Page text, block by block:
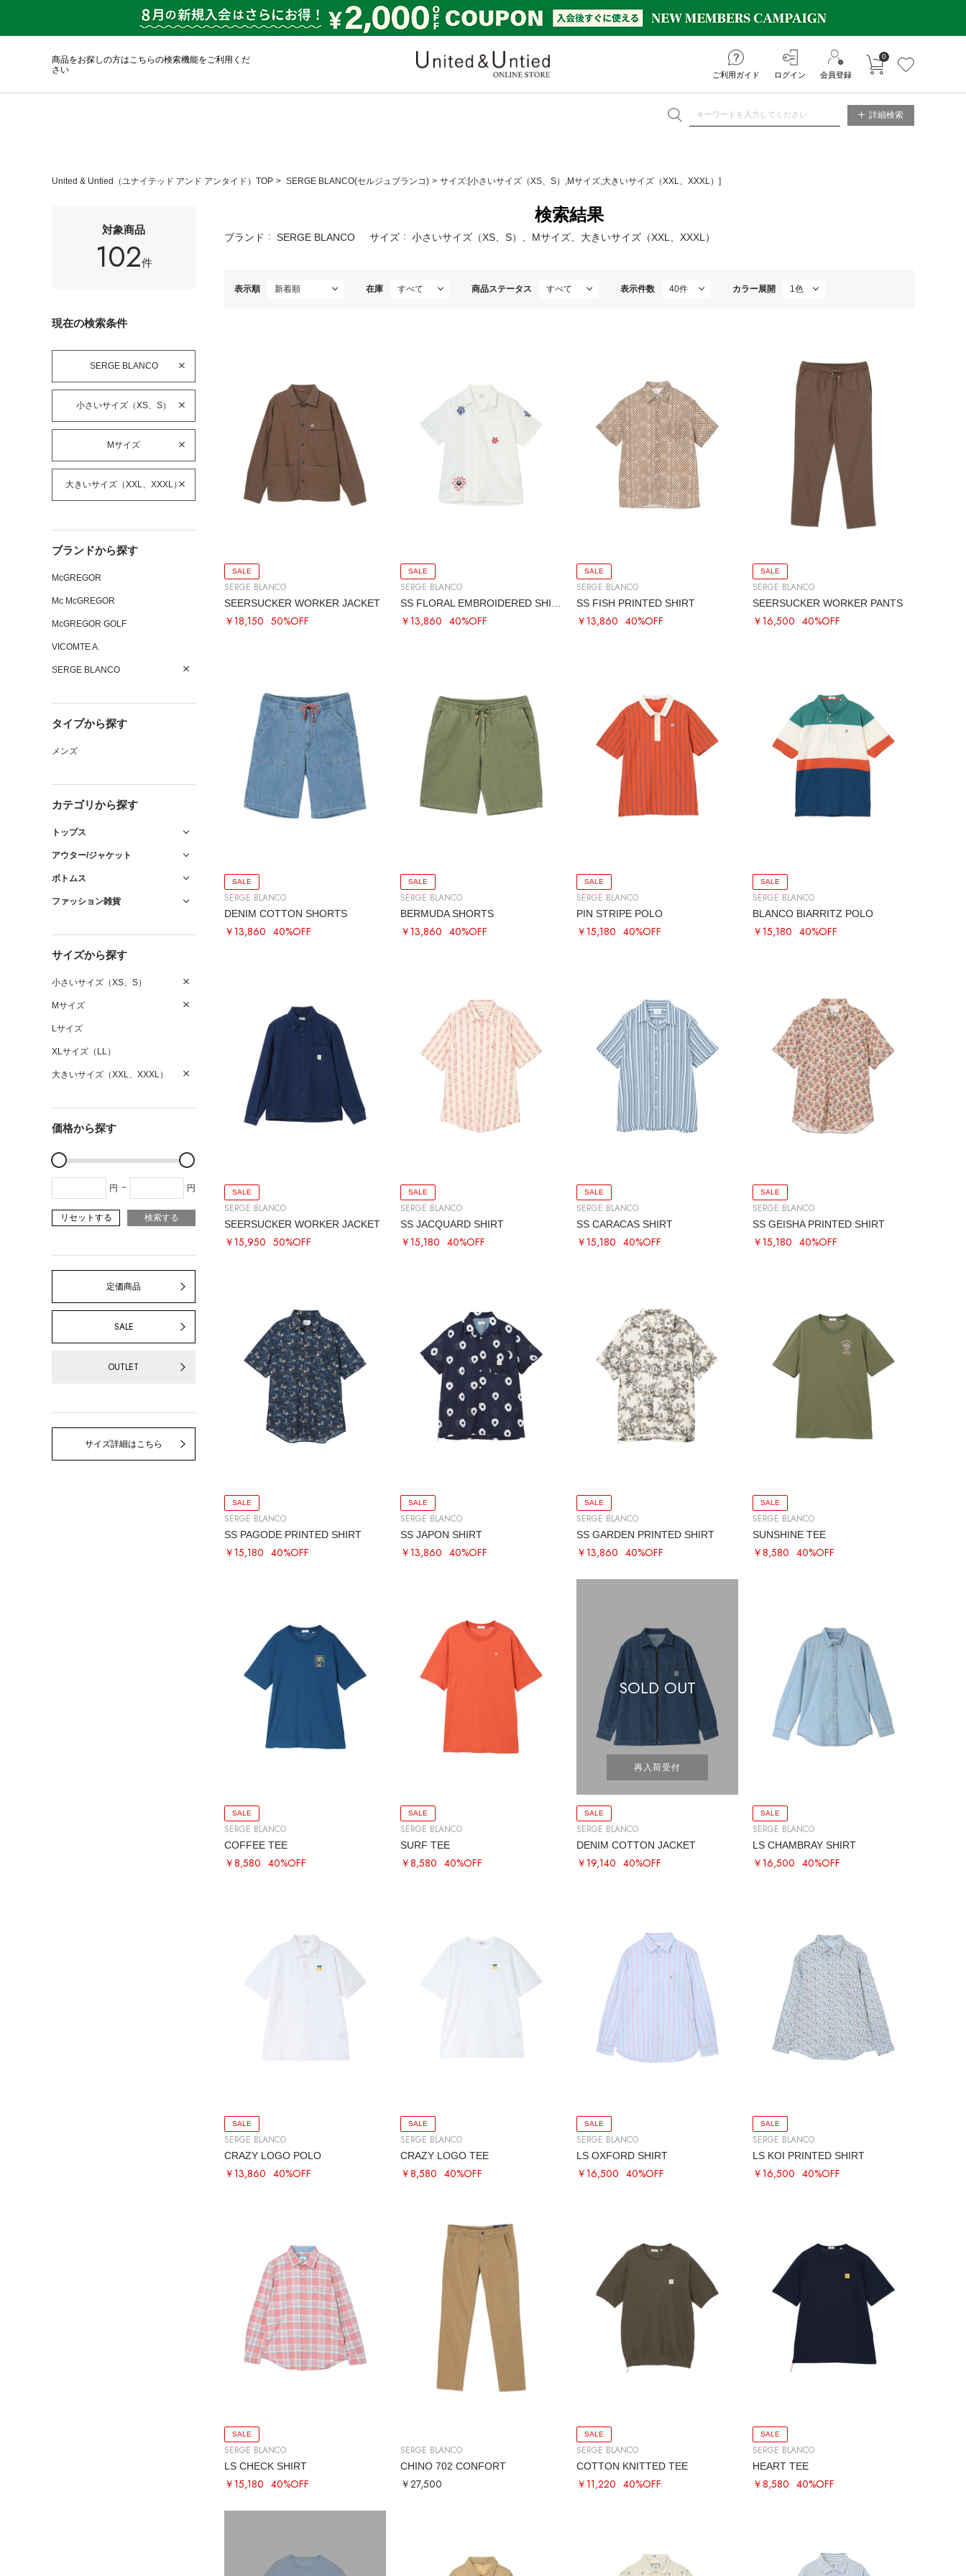
商品をお探しの方はこちらの検索機能をご利用くだ
さい
ご利用ガイド ログイン 会員登録
カートに入れる
0
詳細検索
United & Untied（ユナイテッド アンド アンタイド）TOP SERGE BLANCO(セルジュブランコ) サイズ:[小さいサイズ（XS、S）,Mサイズ,大きいサイズ（XXL、XXXL）]
対象商品
102件
現在の検索条件
SERGE BLANCO
小さいサイズ（XS、S）
Mサイズ
大きいサイズ（XXL、XXXL）
ブランドから探す
McGREGOR
Mc McGREGOR
McGREGOR GOLF
VICOMTE A.
SERGE BLANCO
タイプから探す
メンズ
カテゴリから探す
トップス
アウター/ジャケット
ボトムス
ファッション雑貨
サイズから探す
小さいサイズ（XS、S）
Mサイズ
Lサイズ
XLサイズ（LL）
大きいサイズ（XXL、XXXL）
価格から探す
円 ~ 円
リセットする 検索する
定価商品
SALE
OUTLET
サイズ詳細はこちら
検索結果
ブランド SERGE BLANCO サイズ 小さいサイズ（XS、S）、Mサイズ、大きいサイズ（XXL、XXXL）
表示順 在庫 商品ステータス 表示件数 カラー展開
SALE
SERGE BLANCO
SEERSUCKER WORKER JACKET
￥18,150 50%OFF
SALE
SERGE BLANCO
￥13,860 40%OFF
SALE
SERGE BLANCO
SS FISH PRINTED SHIRT
￥13,860 40%OFF
SALE
SERGE BLANCO
SEERSUCKER WORKER PANTS
￥16,500 40%OFF
SALE
SERGE BLANCO
DENIM COTTON SHORTS
￥13,860 40%OFF
SALE
SERGE BLANCO
BERMUDA SHORTS
￥13,860 40%OFF
SALE
SERGE BLANCO
PIN STRIPE POLO
￥15,180 40%OFF
SALE
SERGE BLANCO
BLANCO BIARRITZ POLO
￥15,180 40%OFF
SALE
SERGE BLANCO
SEERSUCKER WORKER JACKET
￥15,950 50%OFF
SALE
SERGE BLANCO
SS JACQUARD SHIRT
￥15,180 40%OFF
SALE
SERGE BLANCO
SS CARACAS SHIRT
￥15,180 40%OFF
SALE
SERGE BLANCO
SS GEISHA PRINTED SHIRT
￥15,180 40%OFF
SALE
SERGE BLANCO
SS PAGODE PRINTED SHIRT
￥15,180 40%OFF
SALE
SERGE BLANCO
SS JAPON SHIRT
￥13,860 40%OFF
SALE
SERGE BLANCO
SS GARDEN PRINTED SHIRT
￥13,860 40%OFF
SALE
SERGE BLANCO
SUNSHINE TEE
￥8,580 40%OFF
SALE
SERGE BLANCO
COFFEE TEE
￥8,580 40%OFF
SALE
SERGE BLANCO
SURF TEE
￥8,580 40%OFF
SOLD OUT
再入荷受付
SALE
SERGE BLANCO
DENIM COTTON JACKET
￥19,140 40%OFF
SALE
SERGE BLANCO
LS CHAMBRAY SHIRT
￥16,500 40%OFF
SALE
SERGE BLANCO
CRAZY LOGO POLO
￥13,860 40%OFF
SALE
SERGE BLANCO
CRAZY LOGO TEE
￥8,580 40%OFF
SALE
SERGE BLANCO
LS OXFORD SHIRT
￥16,500 40%OFF
SALE
SERGE BLANCO
LS KOI PRINTED SHIRT
￥16,500 40%OFF
SALE
SERGE BLANCO
LS CHECK SHIRT
￥15,180 40%OFF
SERGE BLANCO
CHINO 702 CONFORT
￥27,500
SALE
SERGE BLANCO
COTTON KNITTED TEE
￥11,220 40%OFF
SALE
SERGE BLANCO
HEART TEE
￥8,580 40%OFF